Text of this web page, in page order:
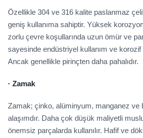
Özellikle 304 ve 316 kalite paslanmaz
geniş kullanıma sahiptir. Yüksek
zorlu çevre koşullarında uzun ömür ve
sayesinde endüstriyel kullanım ve korozif
Ancak genellikle pirinçten daha pahalıdır.
· Zamak
Zamak; çinko, alüminyum, manganez ve
alaşımdır. Daha çok düşük maliyetli
önemsiz parçalarda kullanılır. Hafif ve